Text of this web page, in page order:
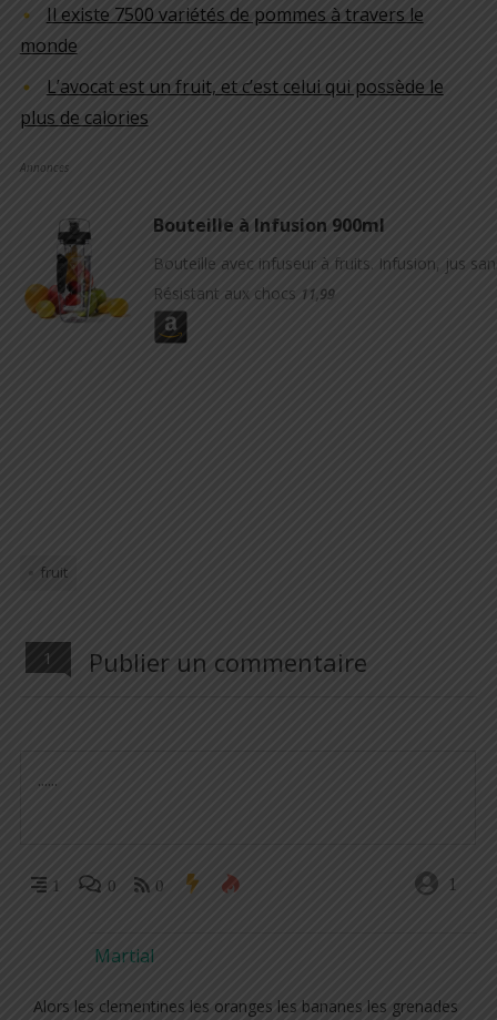
Il existe 7500 variétés de pommes à travers le
monde
L’avocat est un fruit, et c’est celui qui possède le
plus de calories
Annonces
Bouteille à Infusion 900ml
Bouteille avec infuseur à fruits. Infusion, jus
Résistant aux chocs 11,99
fruit
1 Publier un commentaire
1 0 0 1
Martial
Alors les clementines les oranges les bananes les grenades